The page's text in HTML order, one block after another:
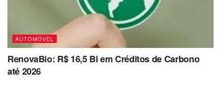
AUTOMÓVEL
RenovaBio: R$ 16,5 Bi em Créditos de Carbono
até 2026